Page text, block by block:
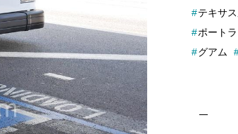
テキサ
ポート
グアム